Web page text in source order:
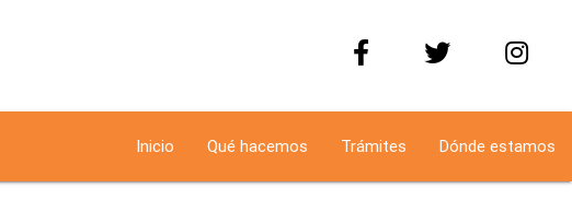
Inicio Qué hacemos Trámites Dónde estamos